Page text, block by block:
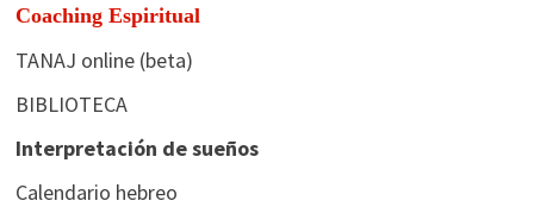
Coaching Espiritual
TANAJ online (beta)
BIBLIOTECA
Interpretación de sueños
Calendario hebreo